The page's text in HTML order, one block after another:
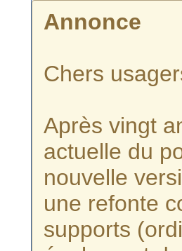
Annonce
Chers
Après vingt
actuelle du
nouvelle
une refonte
supports